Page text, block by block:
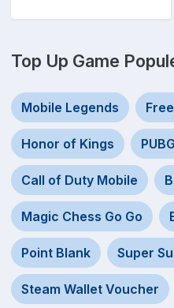
Top Up Game
Mobile Legends
Honor of Kings
Call of Duty Mobile
Magic Chess Go Go
Point Blank Super
Steam Wallet Voucher